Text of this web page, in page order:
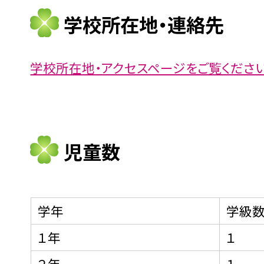
学校所在地・連絡先
学校所在地・アクセスページをご覧ください
児童数
学年 学級数
１年
１